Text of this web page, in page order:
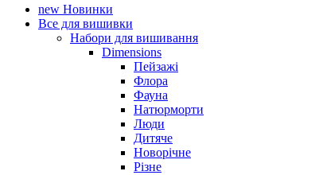
new Новинки
Все для вишивки
Набори для вишивання
Dimensions
Пейзажі
Флора
Фауна
Натюрморти
Люди
Дитяче
Новорічне
Різне